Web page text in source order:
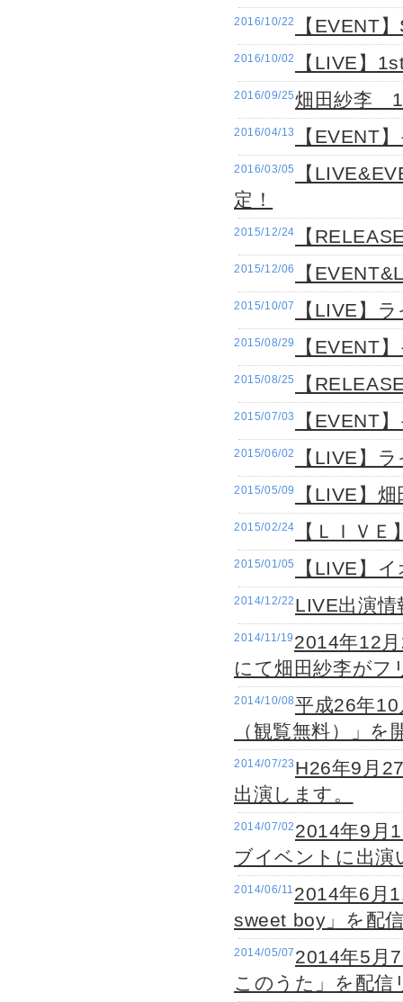
2016/10/22 【EVENT
2016/10/02 【LIVE】
2016/09/25畑田紗李
2016/04/13 【EVENT
2016/03/05
【
定！
2015/12/24 【
2015/12/06 【
2015/10/07 【LIVE】
2015/08/29 【EVENT
2015/08/25 【
2015/07/03 【EVENT
2015/06/02 【LIVE】
2015/05/09 【LIVE】
2015/02/24 【ＬＩＶ
2015/01/05 【LIVE】
2014/12/22 LIVE出演情
2014/11/19 2014年12
にて畑田紗李がフ
2014/10/08平成26年
（観覧無料）」
2014/07/23 H26年9月
出演します。
2014/07/02 2014年9月
ブイベントに出演
2014/06/11 2014年6月
sweet boy」を配
2014/05/07 2014年5月
このうた」を配信